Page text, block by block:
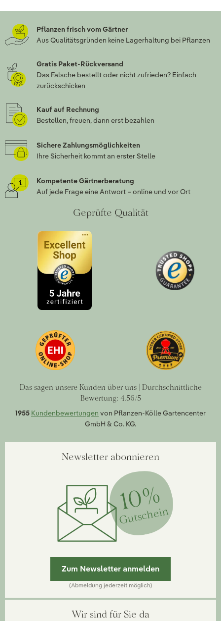
Pflanzen frisch vom Gärtner
Aus Qualitätsgründen keine Lagerhaltung bei Pflanzen
Gratis Paket-Rückversand
Das Falsche bestellt oder nicht zufrieden? Einfach
zurückschicken
Kauf auf Rechnung
Bestellen, freuen, dann erst bezahlen
Sichere Zahlungsmöglichkeiten
Ihre Sicherheit kommt an erster Stelle
Kompetente Gärtnerberatung
Auf jede Frage eine Antwort – online und vor Ort
Geprüfte Qualität
Das sagen unsere Kunden über uns | Durchschnittliche
Bewertung: 4.56/5
1955 Kundenbewertungen von Pflanzen-Kölle Gartencenter
GmbH & Co. KG.
Newsletter abonnieren
10%
Gutschein
Zum Newsletter anmelden
(Abmeldung jederzeit möglich)
Wir sind für Sie da